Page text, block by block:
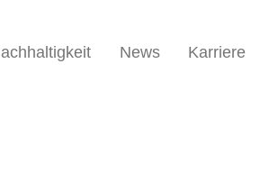
News Karriere